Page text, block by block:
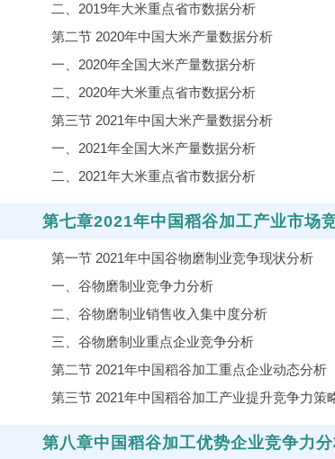
二、2019年大米重点省市数据分析
第二节 2020年中国大米产量数据分析
一、2020年全国大米产量数据分析
二、2020年大米重点省市数据分析
第三节 2021年中国大米产量数据分析
一、2021年全国大米产量数据分析
二、2021年大米重点省市数据分析
第七章2021年中国稻谷加工产业市场
第一节 2021年中国谷物磨制业竞争现状分析
一、谷物磨制业竞争力分析
二、谷物磨制业销售收入集中度分析
三、谷物磨制业重点企业竞争分析
第二节 2021年中国稻谷加工重点企业动态分析
第三节 2021年中国稻谷加工产业提升竞争力策
第八章中国稻谷加工优势企业竞争力